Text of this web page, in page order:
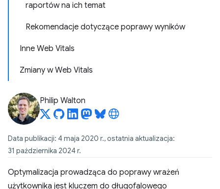
raportów na ich temat
Rekomendacje dotyczące poprawy wyników
Inne Web Vitals
Zmiany w Web Vitals
Philip Walton
Data publikacji: 4 maja 2020 r., ostatnia aktualizacja:
31 października 2024 r.
Optymalizacja prowadząca do poprawy wrażeń
użytkownika jest kluczem do długofalowego